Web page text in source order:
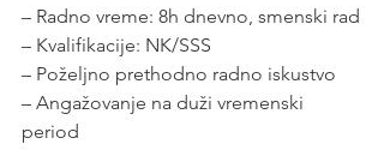
– Radno vreme: 8h dnevno, smenski rad
– Kvalifikacije: NK/SSS
– Poželjno prethodno radno iskustvo
– Angažovanje na duži vremenski
period